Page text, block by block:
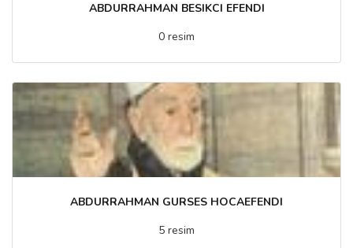
ABDURRAHMAN BESIKCI EFENDI
0 resim
ABDURRAHMAN GURSES HOCAEFENDI
5 resim